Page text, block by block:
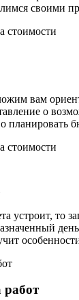
своими
вам
о
планировать
устроит, то
работ